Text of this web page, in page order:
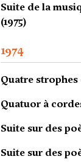
Suite de la
(1975)
1974
Quatre strophes
Quatuor à
Suite sur des
Suite sur des